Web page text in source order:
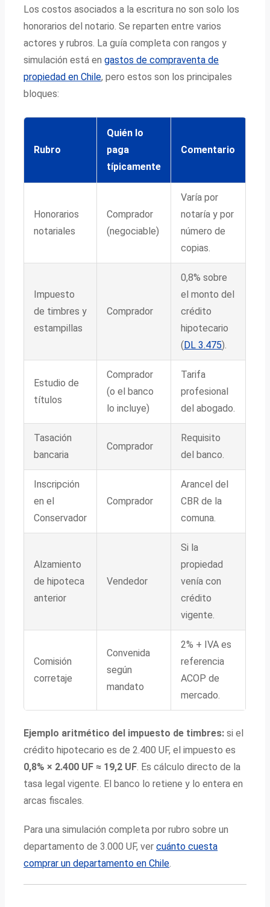
Los costos asociados a la escritura no son solo los
honorarios del notario. Se reparten entre varios
actores y rubros. La guía completa con rangos y
simulación está engastos de compraventa de
propiedad en Chile, pero estos son los principales
bloques:
Rubro
Quién lo
paga
típicamente
Comentario
Honorarios
notariales
Comprador
(negociable)
Varía por
notaría y por
número de
copias.
Impuesto
de timbres y
estampillas
Comprador
0,8% sobre
el monto del
crédito
hipotecario
( DL 3.475).
Estudio de
títulos
Comprador
(o el banco
lo incluye)
Tarifa
profesional
del abogado.
Tasación
bancaria
Comprador
Requisito
del banco.
Inscripción
en el
Conservador
Comprador
Arancel del
CBR de la
comuna.
Alzamiento
de hipoteca
anterior
Vendedor
Si la
propiedad
venía con
crédito
vigente.
Comisión
corretaje
Convenida
según
mandato
2% + IVA es
referencia
ACOP de
mercado.
Ejemplo aritmético del impuesto de timbres: si el
crédito hipotecario es de 2.400 UF, el impuesto es
0,8% × 2.400 UF ≈ 19,2 UF. Es cálculo directo de la
tasa legal vigente. El banco lo retiene y lo entera en
arcas fiscales.
Para una simulación completa por rubro sobre un
departamento de 3.000 UF, vercuánto cuesta
comprar un departamento en Chile.